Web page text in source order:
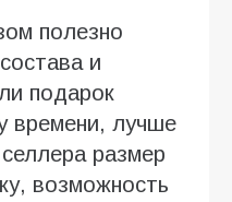
полезно
и
подарок
времени, лучше
размер
возможность